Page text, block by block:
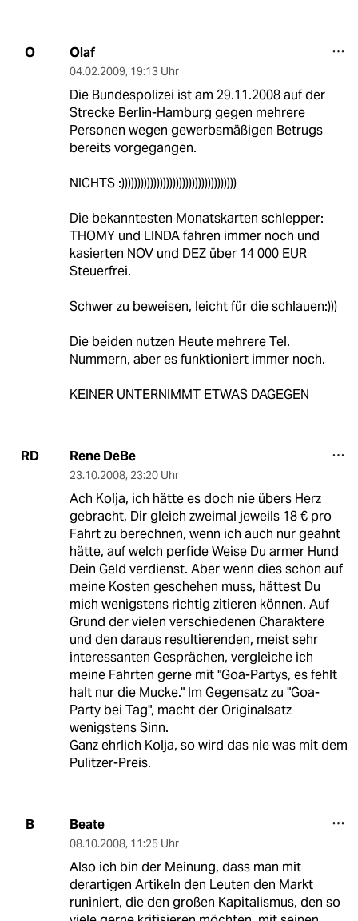
O Olaf
04.02.2009, 19:13 Uhr
Die Bundespolizei ist am 29.11.2008 auf der
Strecke Berlin-Hamburg gegen mehrere
Personen wegen gewerbsmäßigen Betrugs
bereits vorgegangen.
NICHTS :))))))))))))))))))))))))))))))))))))
Die bekanntesten Monatskarten schlepper:
THOMY und LINDA fahren immer noch und
kasierten NOV und DEZ über 14 000 EUR
Steuerfrei.
Schwer zu beweisen, leicht für die schlauen:)))
Die beiden nutzen Heute mehrere Tel.
Nummern, aber es funktioniert immer noch.
KEINER UNTERNIMMT ETWAS DAGEGEN
RD Rene DeBe
23.10.2008, 23:20 Uhr
Ach Kolja, ich hätte es doch nie übers Herz
gebracht, Dir gleich zweimal jeweils 18 € pro
Fahrt zu berechnen, wenn ich auch nur geahnt
hätte, auf welch perfide Weise Du armer Hund
Dein Geld verdienst. Aber wenn dies schon auf
meine Kosten geschehen muss, hättest Du
mich wenigstens richtig zitieren können. Auf
Grund der vielen verschiedenen Charaktere
und den daraus resultierenden, meist sehr
interessanten Gesprächen, vergleiche ich
meine Fahrten gerne mit "Goa-Partys, es fehlt
halt nur die Mucke." Im Gegensatz zu "Goa-
Party bei Tag", macht der Originalsatz
wenigstens Sinn.
Ganz ehrlich Kolja, so wird das nie was mit dem
Pulitzer-Preis.
B Beate
08.10.2008, 11:25 Uhr
Also ich bin der Meinung, dass man mit
derartigen Artikeln den Leuten den Markt
runiniert, die den großen Kapitalismus, den so